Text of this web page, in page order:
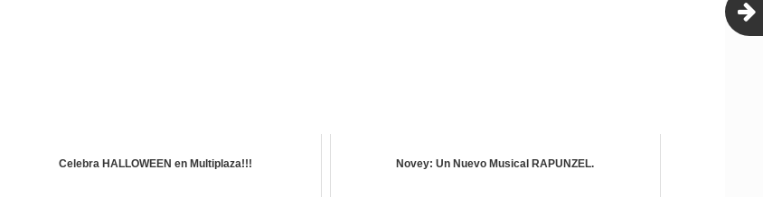
Celebra HALLOWEEN en Multiplaza!!! Novey: Un Nuevo Musical RAPUNZEL.